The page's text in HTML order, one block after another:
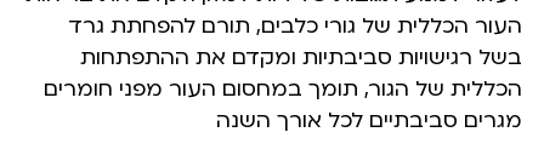
העור הכללית של גורי כלבים, תורם להפחתת גרד
בשל רגישויות סביבתיות ומקדם את ההתפתחות
הכללית של הגור, תומך במחסום העור מפני חומרים
מגרים סביבתיים לכל אורך השנה